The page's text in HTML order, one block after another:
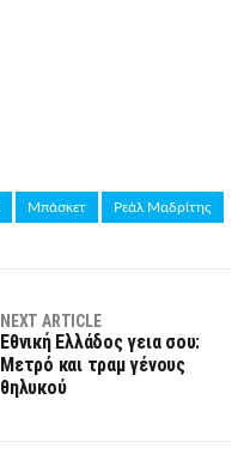
Μπάσκετ Ρεάλ Μαδρίτης
NEXT ARTICLE
Εθνική Ελλάδος γεια σου:
Μετρό και τραμ γένους
θηλυκού